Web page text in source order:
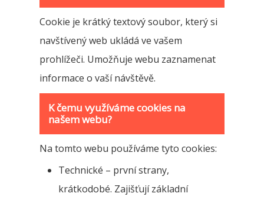
Cookie je krátký textový soubor, který si
navštívený web ukládá ve vašem
prohlížeči. Umožňuje webu zaznamenat
informace o vaší návštěvě.
K čemu využíváme cookies na
našem webu?
Na tomto webu používáme tyto cookies:
Technické – první strany,
krátkodobé. Zajišťují základní